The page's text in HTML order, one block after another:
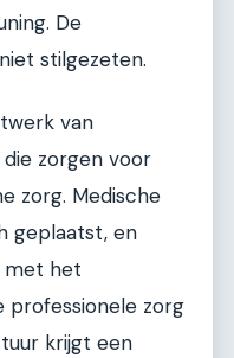
De
stilgezeten.
van
zorgen voor
zorg. Medische
geplaatst, en
met het
professionele zorg
krijgt een